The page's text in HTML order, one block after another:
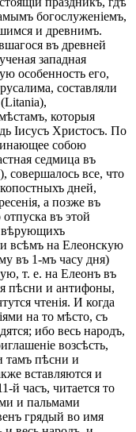
богослуженіемъ,
и древнимъ.
въ древней
западная
особенность его,
составляли
которыя
Іисусъ Христосъ. По
собою
седмица въ
совершалось все, что
дней,
а позже въ
въ этой
вѣрующихъ
всѣмъ на Елеонскую
въ 1-мъ часу дня)
т. е. на Елеонъ въ
пѣсни и антифоны,
чтенія. И когда
на то мѣсто, съ
ибо весь народъ,
возсѣсть,
тамъ пѣсни и
вставляются и
й часъ, читается то
и пальмами
грядый во имя